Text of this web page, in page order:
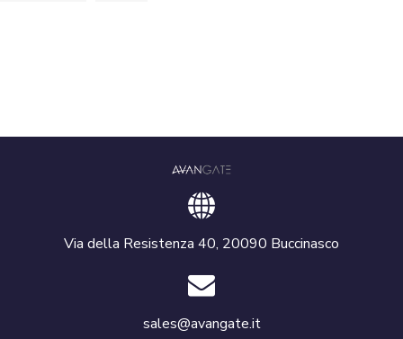
Via della Resistenza 40, 20090 Buccinasco
sales@avangate.it